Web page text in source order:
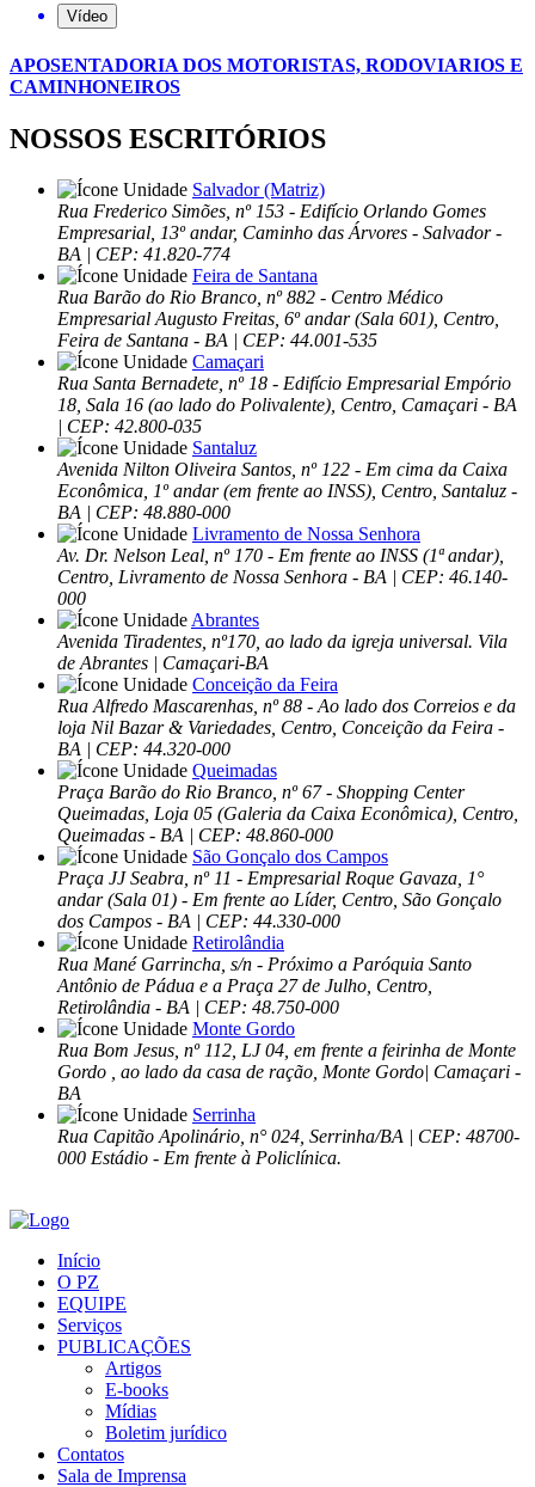
Vídeo
APOSENTADORIA DOS MOTORISTAS, RODOVIARIOS E
CAMINHONEIROS
NOSSOS ESCRITÓRIOS
Salvador (Matriz)
Rua Frederico Simões, nº 153 - Edifício Orlando Gomes
Empresarial, 13º andar, Caminho das Árvores - Salvador -
BA | CEP: 41.820-774
Feira de Santana
Rua Barão do Rio Branco, nº 882 - Centro Médico
Empresarial Augusto Freitas, 6º andar (Sala 601), Centro,
Feira de Santana - BA | CEP: 44.001-535
Camaçari
Rua Santa Bernadete, nº 18 - Edifício Empresarial Empório
18, Sala 16 (ao lado do Polivalente), Centro, Camaçari - BA
| CEP: 42.800-035
Santaluz
Avenida Nilton Oliveira Santos, nº 122 - Em cima da Caixa
Econômica, 1º andar (em frente ao INSS), Centro, Santaluz -
BA | CEP: 48.880-000
Livramento de Nossa Senhora
Av. Dr. Nelson Leal, nº 170 - Em frente ao INSS (1ª andar),
Centro, Livramento de Nossa Senhora - BA | CEP: 46.140-
000
Abrantes
Avenida Tiradentes, nº170, ao lado da igreja universal. Vila
de Abrantes | Camaçari-BA
Conceição da Feira
Rua Alfredo Mascarenhas, nº 88 - Ao lado dos Correios e da
loja Nil Bazar & Variedades, Centro, Conceição da Feira -
BA | CEP: 44.320-000
Queimadas
Praça Barão do Rio Branco, nº 67 - Shopping Center
Queimadas, Loja 05 (Galeria da Caixa Econômica), Centro,
Queimadas - BA | CEP: 48.860-000
São Gonçalo dos Campos
Praça JJ Seabra, nº 11 - Empresarial Roque Gavaza, 1°
andar (Sala 01) - Em frente ao Líder, Centro, São Gonçalo
dos Campos - BA | CEP: 44.330-000
Retirolândia
Rua Mané Garrincha, s/n - Próximo a Paróquia Santo
Antônio de Pádua e a Praça 27 de Julho, Centro,
Retirolândia - BA | CEP: 48.750-000
Monte Gordo
Rua Bom Jesus, nº 112, LJ 04, em frente a feirinha de Monte
Gordo , ao lado da casa de ração, Monte Gordo| Camaçari -
BA
Serrinha
Rua Capitão Apolinário, n° 024, Serrinha/BA | CEP: 48700-
000 Estádio - Em frente à Policlínica.
Início
O PZ
EQUIPE
Serviços
PUBLICAÇÕES
Artigos
E-books
Mídias
Boletim jurídico
Contatos
Sala de Imprensa